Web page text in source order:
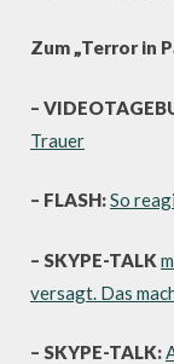
Zum „Terror in
–
Trauer
– FLASH:So
– SKYPE-TALK
versagt. Das
– SKYPE-TALK: